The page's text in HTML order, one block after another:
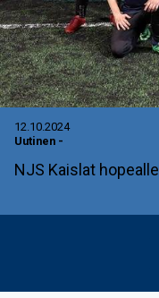
12.10.2024
Uutinen -
NJS Kaislat